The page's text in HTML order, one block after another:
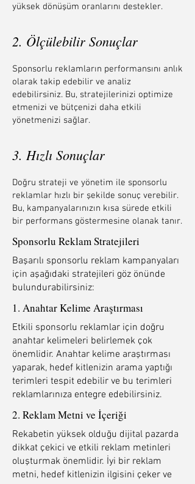
yüksek dönüşüm oranlarını destekler.
2. Ölçülebilir Sonuçlar
Sponsorlu reklamların performansını anlık
olarak takip edebilir ve analiz
edebilirsiniz. Bu, stratejilerinizi optimize
etmenizi ve bütçenizi daha etkili
yönetmenizi sağlar.
3. Hızlı Sonuçlar
Doğru strateji ve yönetim ile sponsorlu
reklamlar hızlı bir şekilde sonuç verebilir.
Bu, kampanyalarınızın kısa sürede etkili
bir performans göstermesine olanak tanır.
Sponsorlu Reklam Stratejileri
Başarılı sponsorlu reklam kampanyaları
için aşağıdaki stratejileri göz önünde
bulundurabilirsiniz:
1. Anahtar Kelime Araştırması
Etkili sponsorlu reklamlar için doğru
anahtar kelimeleri belirlemek çok
önemlidir. Anahtar kelime araştırması
yaparak, hedef kitlenizin arama yaptığı
terimleri tespit edebilir ve bu terimleri
reklamlarınıza entegre edebilirsiniz.
2. Reklam Metni ve İçeriği
Rekabetin yüksek olduğu dijital pazarda
dikkat çekici ve etkili reklam metinleri
oluşturmak önemlidir. İyi bir reklam
metni, hedef kitlenizin ilgisini çeker ve